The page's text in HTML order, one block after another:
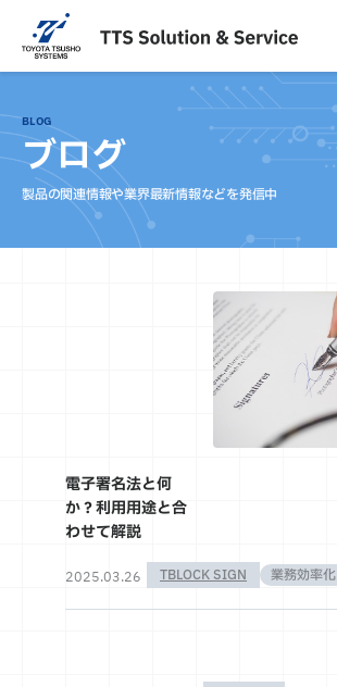
ッ
プ
BLOG
ブログ
製品の関連情報や業界最新情報などを発信中
電子署名法と何
か？利用用途と合
わせて解説
2025.03.26 TBLOCK SIGN 業務効率化